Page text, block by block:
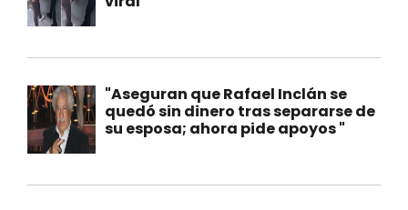
"Aseguran que Rafael Inclán se
quedó sin dinero tras separarse de
su esposa; ahora pide apoyos "